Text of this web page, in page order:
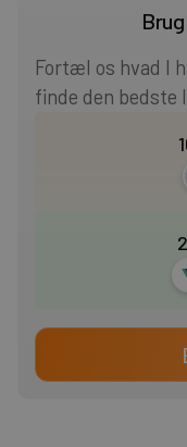
Heading 4
Heading 5
Fortæl os hvad I
finde den bedste